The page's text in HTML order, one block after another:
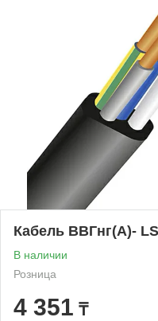
Кабель ВВГнг(А)-
В наличии
Розница
4 351 ₸